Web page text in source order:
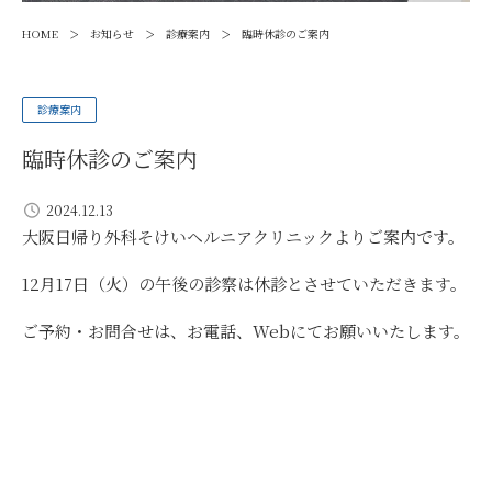
HOME > お知らせ > 診療案内 > 臨時休診のご案内
診療案内
臨時休診のご案内
2024.12.13
大阪日帰り外科そけいヘルニアクリニックよりご案内です。
12月17日（火）の午後の診察は休診とさせていただきます。
ご予約・お問合せは、お電話、Webにてお願いいたします。